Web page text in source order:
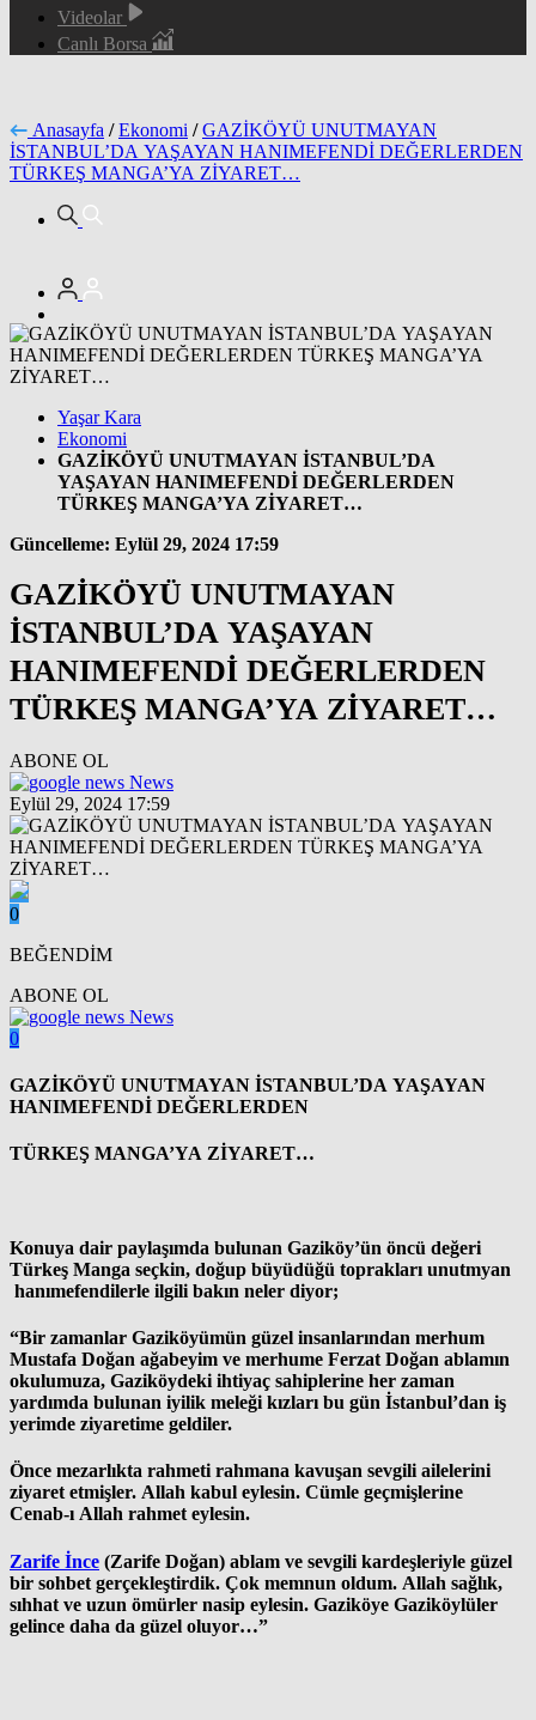
Videolar
Canlı Borsa
Anasayfa / Ekonomi / GAZİKÖYÜ UNUTMAYAN
İSTANBUL’DA YAŞAYAN HANIMEFENDİ DEĞERLERDEN
TÜRKEŞ MANGA’YA ZİYARET…
Yaşar Kara
Ekonomi
GAZİKÖYÜ UNUTMAYAN İSTANBUL’DA
YAŞAYAN HANIMEFENDİ DEĞERLERDEN
TÜRKEŞ MANGA’YA ZİYARET…
Güncelleme: Eylül 29, 2024 17:59
GAZİKÖYÜ UNUTMAYAN
İSTANBUL’DA YAŞAYAN
HANIMEFENDİ DEĞERLERDEN
TÜRKEŞ MANGA’YA ZİYARET…
ABONE OL
News
Eylül 29, 2024 17:59
0
BEĞENDİM
ABONE OL
News
0
GAZİKÖYÜ UNUTMAYAN İSTANBUL’DA YAŞAYAN
HANIMEFENDİ DEĞERLERDEN
TÜRKEŞ MANGA’YA ZİYARET…
Konuya dair paylaşımda bulunan Gaziköy’ün öncü değeri
Türkeş Manga seçkin, doğup büyüdüğü toprakları unutmyan
hanımefendilerle ilgili bakın neler diyor;
“Bir zamanlar Gaziköyümün güzel insanlarından merhum
Mustafa Doğan ağabeyim ve merhume Ferzat Doğan ablamın
okulumuza, Gaziköydeki ihtiyaç sahiplerine her zaman
yardımda bulunan iyilik meleği kızları bu gün İstanbul’dan iş
yerimde ziyaretime geldiler.
Önce mezarlıkta rahmeti rahmana kavuşan sevgili ailelerini
ziyaret etmişler. Allah kabul eylesin. Cümle geçmişlerine
Cenab-ı Allah rahmet eylesin.
Zarife İnce (Zarife Doğan) ablam ve sevgili kardeşleriyle güzel
bir sohbet gerçekleştirdik. Çok memnun oldum. Allah sağlık,
sıhhat ve uzun ömürler nasip eylesin. Gaziköye Gaziköylüler
gelince daha da güzel oluyor…”